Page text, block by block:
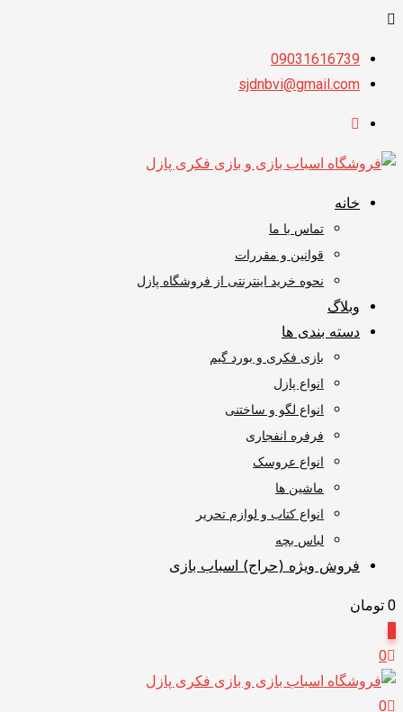
پرش
09031616739
sjdnbvi@gmail.com
خانه
تماس با ما
قوانین و مقررات
نحوه خرید اینترنتی از فروشگاه پازل
وبلاگ
دسته بندی ها
بازی فکری و بورد گیم
انواع پازل
انواع لگو و ساختنی
فرفره انفجاری
انواع عروسک
ماشین ها
انواع کتاب و لوازم تحریر
لباس بچه
فروش ویژه (حراج) اسباب بازی
0 تومان
0
0